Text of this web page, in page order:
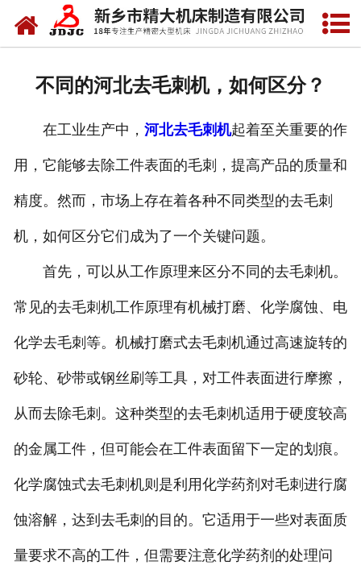
网站首页
视频中心
联系我们
不同的河北去毛刺机，如何区分？
在工业生产中， 河北去毛刺机起着至关重要的作
用，它能够去除工件表面的毛刺，提高产品的质量和
精度。然而，市场上存在着各种不同类型的去毛刺
机，如何区分它们成为了一个关键问题。
首先，可以从工作原理来区分不同的去毛刺机。
常见的去毛刺机工作原理有机械打磨、化学腐蚀、电
化学去毛刺等。机械打磨式去毛刺机通过高速旋转的
砂轮、砂带或钢丝刷等工具，对工件表面进行摩擦，
从而去除毛刺。这种类型的去毛刺机适用于硬度较高
的金属工件，但可能会在工件表面留下一定的划痕。
化学腐蚀式去毛刺机则是利用化学药剂对毛刺进行腐
蚀溶解，达到去毛刺的目的。它适用于一些对表面质
量要求不高的工件，但需要注意化学药剂的处理问